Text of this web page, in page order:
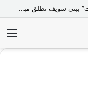
في إطار دورها المجتمعي.. “VIP للمقاولات” ببني سويف تطلق مبادرة “تعالي أقدم على تصالح” بالمجان